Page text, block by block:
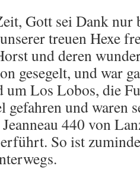
Gott sei Dank nur
treuen Hexe
und deren
gesegelt, und war
um Los Lobos, die
gefahren und waren
440 von
So ist